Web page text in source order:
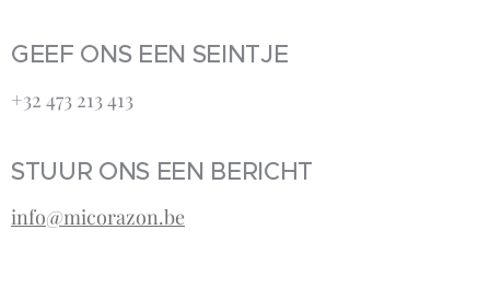
GEEF ONS EEN SEINTJE
+32 473 213 413‬
STUUR ONS EEN BERICHT
info@micorazon.be